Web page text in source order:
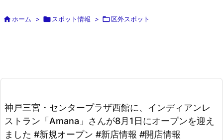
ホーム >  スポット情報 > 区外スポット
神戸三宮・センタープラザ西館に、インディアンレ
ストラン「Amana」さんが8月1日にオープンを迎え
ました #新規オープン #新店情報 #開店情報